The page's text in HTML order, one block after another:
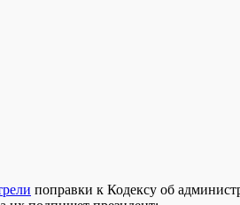
поправки к Кодексу об